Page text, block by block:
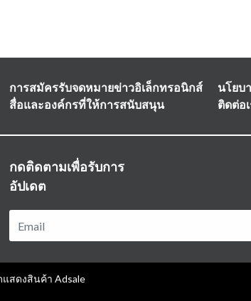
การสมัครรับจดหมายข่าวอิเล็กทรอนิกส์
สื่อและองค์กรที่ให้การสนับสนุน
นโยบ
ติดต่อ
กดติดตามเพื่อรับการ
อัปเดต
สดงสินค้า Adsale